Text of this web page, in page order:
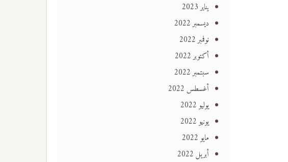
يناير 2023
ديسمبر 2022
نوفمبر 2022
أكتوبر 2022
سبتمبر 2022
أغسطس 2022
يوليو 2022
يونيو 2022
مايو 2022
أبريل 2022